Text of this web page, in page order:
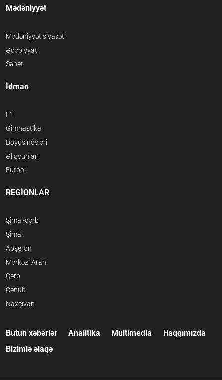
Mədəniyyət
Mədəniyyət siyasəti
Ədəbiyyat
Sənət
İdman
F1
Gimnastika
Döyüş növləri
Əl oyunları
Futbol
REGİONLAR
Şimal-qərb
Şimal
Abşeron
Mərkəzi Aran
Qərb
Cənub
Naxçıvan
Bütün xəbərlər Analitika Multimedia
Haqqımızda
Bizimlə əlaqə